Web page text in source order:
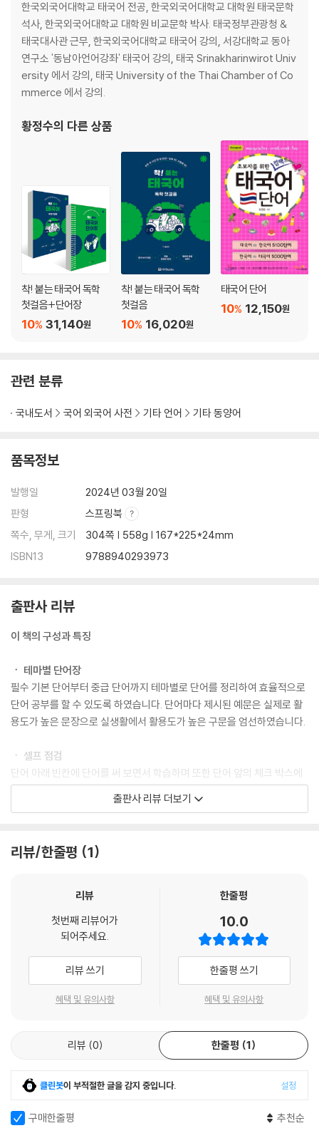
Ⅶ 비즈니스
1 전화상황과 항의
2 공장과 건설현장 기타
3 휴일과 국경일
1 대중매체와 정치
5 성조와 발음 주의 단어
부록 주요 동음이형 단어
한국외국어대학교 태국어 전공, 한국외국어대학교 대학원 태국문학
석사, 한국외국어대학교 대학원 비교문학 박사. 태국정부관광청 &
태국대사관 근무, 한국외국어대학교 태국어 강의, 서강대학교 동아
연구소 '동남아언어강좌' 태국어 강의, 태국 Srinakharinwirot Univ
ersity 에서 강의, 태국 University of the Thai Chamber of Co
mmerce 에서 강의.
황정수의 다른 상품
착! 붙는 태국어 독학
첫걸음+단어장
31,140원
10%
착! 붙는 태국어 독학
첫걸음
16,020원
10%
태국어 단어
12,150원
10%
관련 분류
국내도서 국어 외국어 사전 기타 언어 기타 동양어
품목정보
발행일
2024년 03월 20일
판형
스프링북
쪽수, 무게, 크기
304쪽 | 558g | 167*225*24mm
ISBN13
9788940293973
출판사 리뷰
이 책의 구성과 특징
ㆍ 테마별 단어장
필수 기본 단어부터 중급 단어까지 테마별로 단어를 정리하여 효율적으로
단어 공부를 할 수 있도록 하였습니다. 단어마다 제시된 예문은 실제로 활
용도가 높은 문장으로 실생활에서 활용도가 높은 구문을 엄선하였습니다.
ㆍ 셀프 점검
단어 아래 빈칸에 단어를 써 보면서 학습하며 또한 단어 앞의 체크 박스에
암기한 단어를 표시하여 스스로 학습한 단어를 확인할 수 있습니다. 눈으
로만 보는 것이 아니라 직접 단어를 써 볼 수 있는 공간을 두어 효과적으로
ㆍ 연습 문제
를 통해 앞에서 익힌 단어를 확인할 수 있으며 심화된 학습이 가능합니다.
각 소주제를 마치며 ‘쉬어가기’ 코너에 ‘태국인도 자주 틀리는 태국어 단
어’를 수록하였습니다. 태국어를 쓸 때 자칫 실수할 수도 있는 부분을 따로
모아 태국어 쓰기 학습에도 도움이 될 수 있도록 하였습니다.
원어민이 들려주는 발음을 통해 확실하게 단어를 익힐 수 있습니다. 발음
과 성조 연습을 하면서 듣기 실력 또한 충분히 향상시킬 수 있습니다. 책 표
지에 있는 QR코드를 스캔하여 바로 들을 수 있으며, 랭기지플러스 홈페이
지(www.sisabooks.com)를 통해 MP3 파일을 다운받을 수 있습니다.
출판사 리뷰 더보기
리뷰/한줄평 1
리뷰
첫번째 리뷰어가
되어주세요.
리뷰 쓰기
혜택 및 유의사항
한줄평
10.0
한줄평 쓰기
혜택 및 유의사항
리뷰 0 한줄평 1
클린봇이 부적절한 글을 감지 중입니다. 설정
구매한줄평 추천순